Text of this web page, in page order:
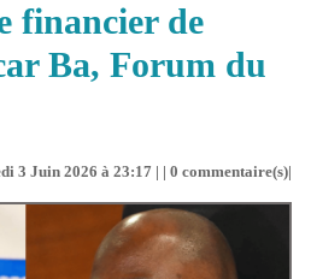
financier de
Ba, Forum du
3 Juin 2026 à 23:17 | | 0 commentaire(s)|